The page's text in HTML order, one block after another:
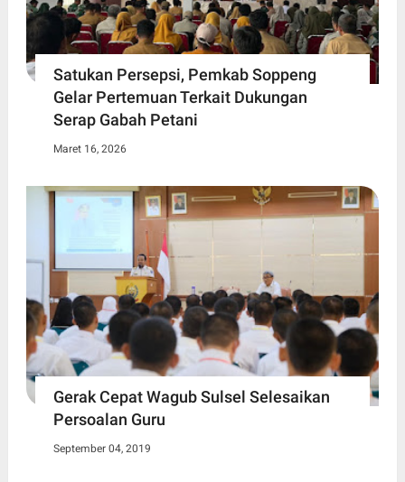
Satukan Persepsi, Pemkab Soppeng
Gelar Pertemuan Terkait Dukungan
Serap Gabah Petani
Maret 16, 2026
Gerak Cepat Wagub Sulsel Selesaikan
Persoalan Guru
September 04, 2019